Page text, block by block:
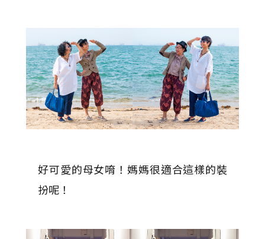
好可愛的母女唷！媽媽很適合這樣的裝
扮呢！